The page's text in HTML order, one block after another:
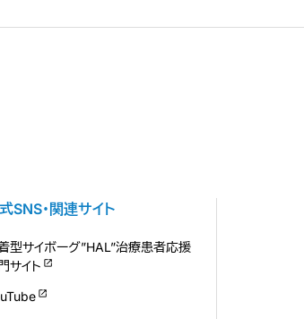
SNS・関連サイト
型サイボーグ”HAL”治療患者応援
サイト